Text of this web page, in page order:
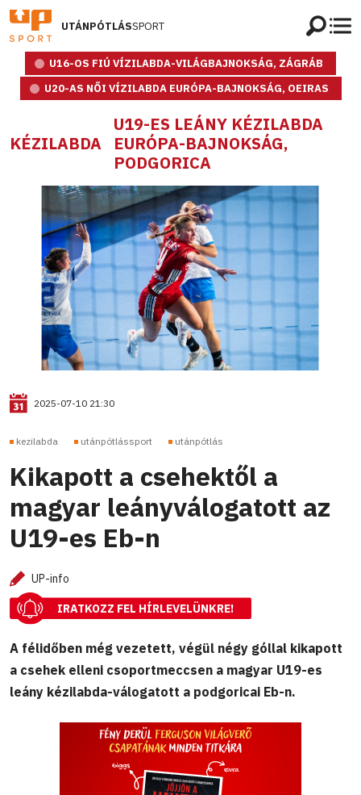
UTÁNPÓTLÁSSPORT
U16-OS FIÚ VÍZILABDA-VILÁGBAJNOKSÁG, ZÁGRÁB
U20-AS NŐI VÍZILABDA EURÓPA-BAJNOKSÁG, OEIRAS
KÉZILABDA
U19-ES LEÁNY KÉZILABDA
EURÓPA-BAJNOKSÁG,
PODGORICA
2025-07-10 21:30
kezilabda utánpótlássport utánpótlás
Kikapott a csehektől a
magyar leányválogatott az
U19-es Eb-n
UP-info
IRATKOZZ FEL HÍRLEVELÜNKRE!
A félidőben még vezetett, végül négy góllal kikapott
a csehek elleni csoportmeccsen a magyar U19-es
leány kézilabda-válogatott a podgoricai Eb-n.